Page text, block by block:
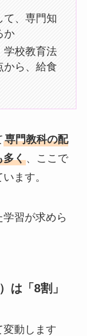
て、専門知
か
学校教育法
から、給食
専門教科の配
多く、ここで
ます。
習が求めら
は「8割」
変動します